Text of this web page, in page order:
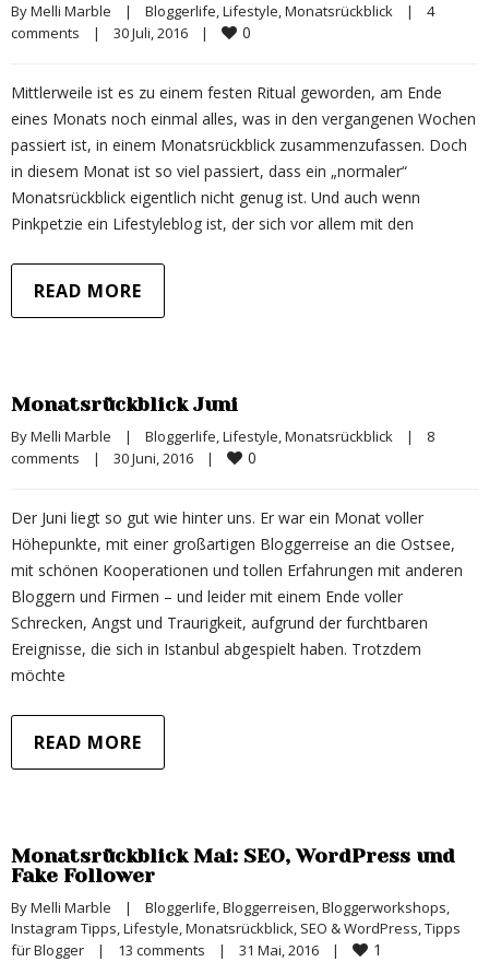
By Melli Marble | Bloggerlife, Lifestyle, Monatsrückblick |
4
comments
| 30 Juli, 2016 | 0
Mittlerweile ist es zu einem festen Ritual geworden, am Ende
eines Monats noch einmal alles, was in den vergangenen Wochen
passiert ist, in einem Monatsrückblick zusammenzufassen. Doch
in diesem Monat ist so viel passiert, dass ein „normaler“
Monatsrückblick eigentlich nicht genug ist. Und auch wenn
Pinkpetzie ein Lifestyleblog ist, der sich vor allem mit den
READ MORE
Monatsrückblick Juni
By Melli Marble | Bloggerlife, Lifestyle, Monatsrückblick |
8
comments
| 30 Juni, 2016 | 0
Der Juni liegt so gut wie hinter uns. Er war ein Monat voller
Höhepunkte, mit einer großartigen Bloggerreise an die Ostsee,
mit schönen Kooperationen und tollen Erfahrungen mit anderen
Bloggern und Firmen – und leider mit einem Ende voller
Schrecken, Angst und Traurigkeit, aufgrund der furchtbaren
Ereignisse, die sich in Istanbul abgespielt haben. Trotzdem
möchte
READ MORE
Monatsrückblick Mai: SEO, WordPress und
Fake Follower
By Melli Marble | Bloggerlife, Bloggerreisen, Bloggerworkshops
Instagram Tipps, Lifestyle, Monatsrückblick, SEO & WordPress, Tipps
für Blogger
| 13 comments | 31 Mai, 2016 | 1